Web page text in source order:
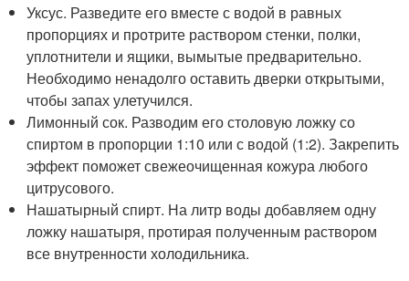
Уксус. Разведите его вместе с водой в равных
пропорциях и протрите раствором стенки, полки,
уплотнители и ящики, вымытые предварительно.
Необходимо ненадолго оставить дверки открытыми,
чтобы запах улетучился.
Лимонный сок. Разводим его столовую ложку со
спиртом в пропорции 1:10 или с водой (1:2). Закрепить
эффект поможет свежеочищенная кожура любого
цитрусового.
Нашатырный спирт. На литр воды добавляем одну
ложку нашатыря, протирая полученным раствором
все внутренности холодильника.